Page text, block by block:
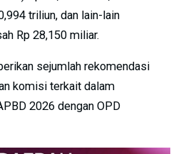
triliun, dan lain-lain
Rp 28,150 miliar.
sejumlah rekomendasi
komisi terkait dalam
2026 dengan OPD